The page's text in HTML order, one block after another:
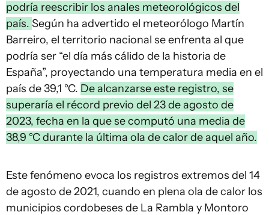
podría reescribir los anales meteorológicos del
país. Según ha advertido el meteorólogo Martín
Barreiro, el territorio nacional se enfrenta al que
podría ser “el día más cálido de la historia de
España”, proyectando una temperatura media en el
país de 39,1 °C. De alcanzarse este registro, se
superaría el récord previo del 23 de agosto de
2023, fecha en la que se computó una media de
38,9 °C durante la última ola de calor de aquel año.
Este fenómeno evoca los registros extremos del 14
de agosto de 2021, cuando en plena ola de calor los
municipios cordobeses de La Rambla y Montoro